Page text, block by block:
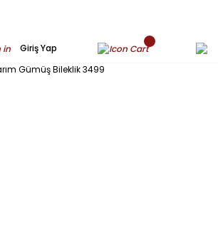
Giriş Yap